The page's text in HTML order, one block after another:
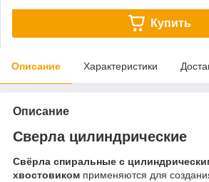
Купить
Описание Характеристики
Описание
Сверла цилиндрические
Свёрла спиральные с
хвостовиком применяются для